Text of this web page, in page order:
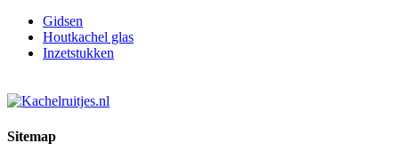
Gidsen
Houtkachel glas
Inzetstukken
Sitemap